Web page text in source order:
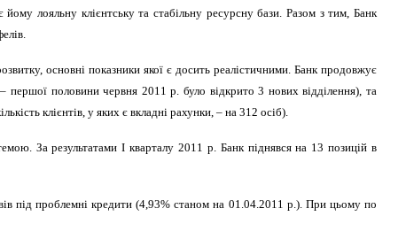
лояльну клієнтську та стабільну ресурсну бази. Разом з тим, Банк
основні показники якої є досить реалістичними. Банк продовжує
половини червня 2011 р. було відкрито 3 нових відділення), та
клієнтів, у яких є вкладні рахунки, – на 312 осіб).
За результатами І кварталу 2011 р. Банк піднявся на 13 позицій в
під проблемні кредити (4,93% станом на 01.04.2011 р.). При цьому по